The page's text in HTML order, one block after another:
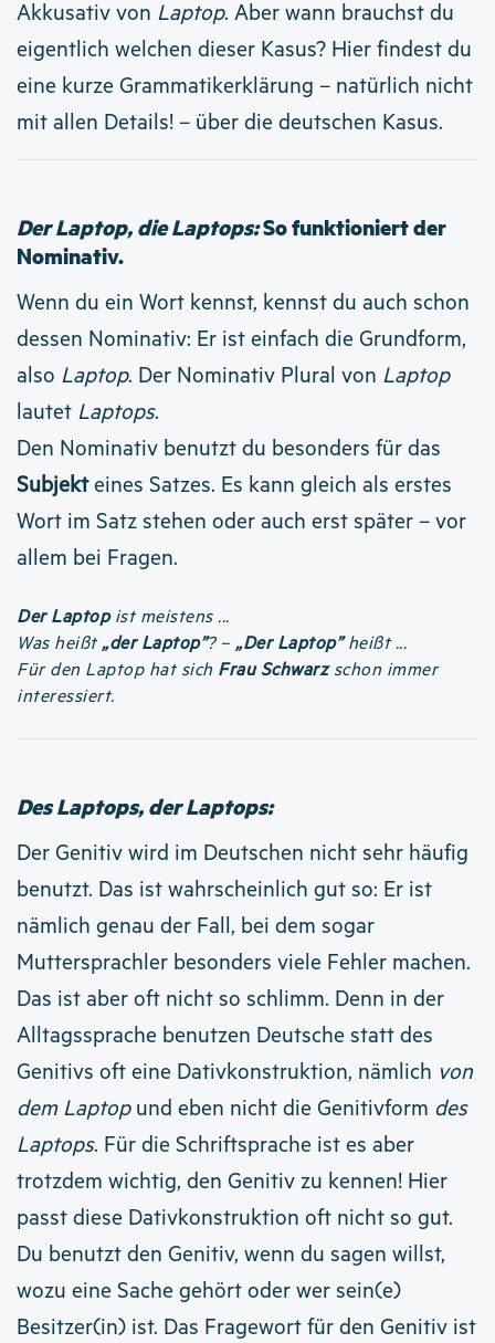
Akkusativ von Laptop. Aber wann brauchst du
eigentlich welchen dieser Kasus? Hier findest du
eine kurze Grammatikerklärung – natürlich nicht
mit allen Details! – über die deutschen Kasus.
Der Laptop, die Laptops:So funktioniert der
Nominativ.
Wenn du ein Wort kennst, kennst du auch schon
dessen Nominativ: Er ist einfach die Grundform,
also Laptop. Der Nominativ Plural von Laptop
lautet Laptops.
Den Nominativ benutzt du besonders für das
Subjekteines Satzes. Es kann gleich als erstes
Wort im Satz stehen oder auch erst später – vor
allem bei Fragen.
Der Laptopist meistens ...
Was heißt„der Laptop”? – „Der Laptop”heißt ...
Für den Laptop hat sich Frau Schwarzschon immer
interessiert.
Des Laptops, der Laptops:
Der Genitiv wird im Deutschen nicht sehr häufig
benutzt. Das ist wahrscheinlich gut so: Er ist
nämlich genau der Fall, bei dem sogar
Muttersprachler besonders viele Fehler machen.
Das ist aber oft nicht so schlimm. Denn in der
Alltagssprache benutzen Deutsche statt des
Genitivs oft eine Dativkonstruktion, nämlich von
dem Laptopund eben nicht die Genitivform des
Laptops. Für die Schriftsprache ist es aber
trotzdem wichtig, den Genitiv zu kennen! Hier
passt diese Dativkonstruktion oft nicht so gut.
Du benutzt den Genitiv, wenn du sagen willst,
wozu eine Sache gehört oder wer sein(e)
Besitzer(in) ist. Das Fragewort für den Genitiv ist